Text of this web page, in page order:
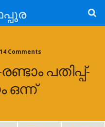
Comments
പതിപ്പ്-
ഒന്ന്